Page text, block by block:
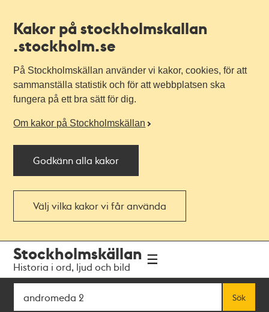
Kakor på stockholmskallan
.stockholm.se
På Stockholmskällan använder vi kakor, cookies, för att
sammanställa statistik och för att webbplatsen ska
fungera på ett bra sätt för dig.
Om kakor på Stockholmskällan
Godkänn alla kakor
Välj vilka kakor vi får använda
navigationen
huvudinnehållet
Stockholmskällan
Historia i ord, ljud och bild
Sök
Sök